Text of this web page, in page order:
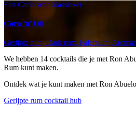
Een Caribische klassieker
Corn 'n' Oil
Gerijpte rum, Dark rum, Falernum,
We hebben 14 cocktails die je met Ron
Rum kunt maken.
Ontdek wat je kunt maken met Ron
Gerijpte rum cocktail hub